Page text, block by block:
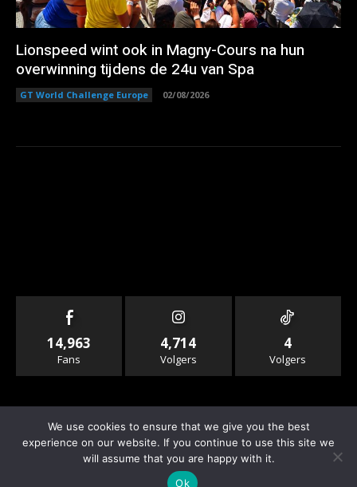
Lionspeed wint ook in Magny-Cours na hun
overwinning tijdens de 24u van Spa
GT World Challenge Europe 02/08/2026
14,963
Fans
4,714
Volgers
4
Volgers
We use cookies to ensure that we give you the best
experience on our website. If you continue to use this site we
will assume that you are happy with it.
Ok